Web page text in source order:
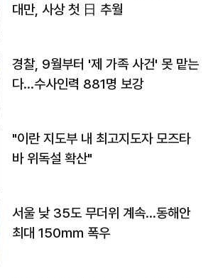
대만, 사상 첫 日 추월
경찰, 9월부터 '제 가족 사건' 못 맡는
다…수사인력 881명 보강
"이란 지도부 내 최고지도자 모즈타
바 위독설 확산"
서울 낮 35도 무더위 계속…동해안
최대 150㎜ 폭우